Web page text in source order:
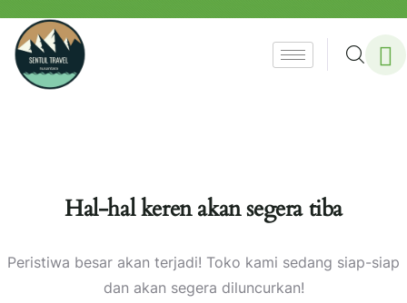
Hal-hal keren akan segera tiba
Peristiwa besar akan terjadi! Toko kami sedang siap-siap
dan akan segera diluncurkan!